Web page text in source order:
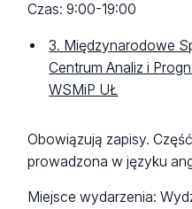
Czas: 9:00-19:00
3. Międzynarodowe
Centrum Analiz i
WSMiP UŁ
Obowiązują zapisy.
prowadzona w języku
Miejsce wydarzenia: